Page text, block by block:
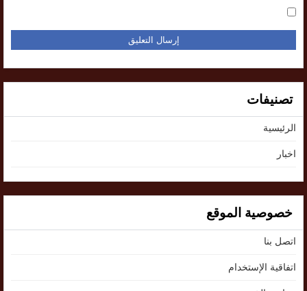
تصنيفات
الرئيسية
اخبار
خصوصية الموقع
اتصل بنا
اتفاقية الإستخدام